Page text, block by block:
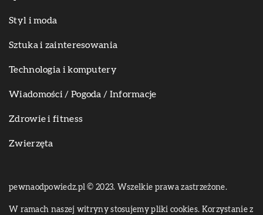
Styl i moda
Sztuka i zainteresowania
Technologia i komputery
Wiadomości / Pogoda / Informacje
Zdrowie i fitness
Zwierzęta
pewnaodpowiedz.pl © 2023. Wszelkie prawa zastrzeżone.
W ramach naszej witryny stosujemy pliki cookies. Korzystanie z